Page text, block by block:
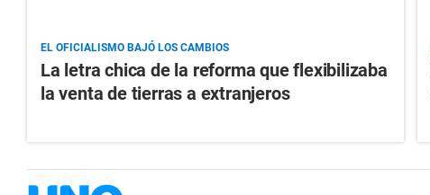
EL OFICIALISMO BAJÓ LOS CAMBIOS
La letra chica de la reforma que flexibilizaba
la venta de tierras a extranjeros